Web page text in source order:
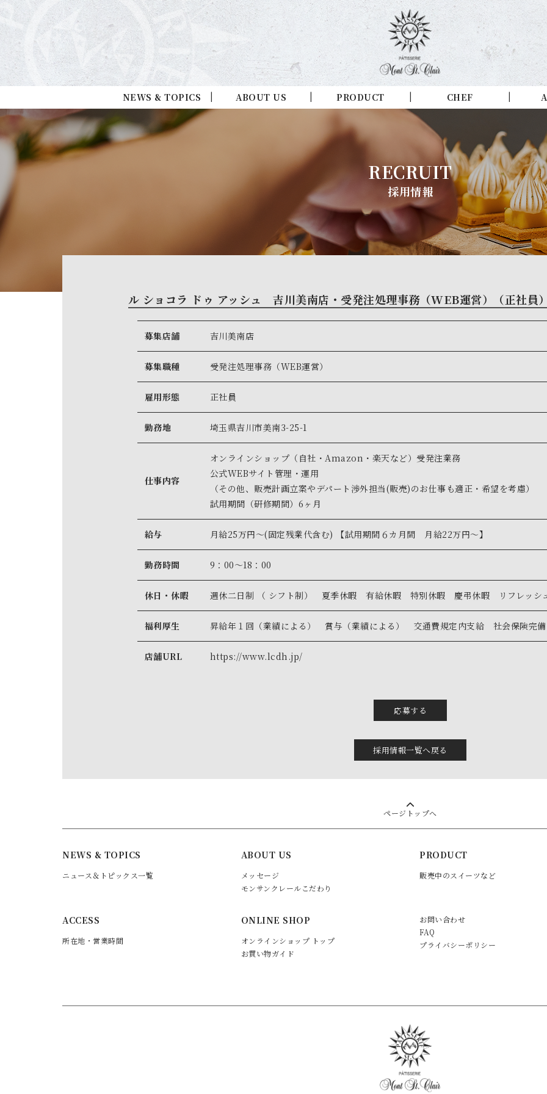
NEWS & TOPICS ABOUT US PRODUCT CHEF
RECRUIT
採用情報
ル ショコラ ドゥ アッシュ 吉川美南店・受発注処理事務（WEB運営）（正社員
募集店舗 吉川美南店
募集職種 受発注処理事務（WEB運営）
雇用形態 正社員
勤務地 埼玉県吉川市美南3-25-1
仕事内容
オンラインショップ（自社・Amazon・楽天など）受発注業務
公式WEBサイト管理・運用
（その他、販売計画立案やデパート渉外担当(販売)のお仕事も適正・希望を考慮）
試用期間（研修期間）6ヶ月
給与 月給25万円～(固定残業代含む) 【試用期間６カ月間 月給22万円～】
勤務時間 9：00～18：00
休日・休暇 週休二日制 （ シフト制） 夏季休暇 有給休暇 特別休暇 慶弔休暇 リフレッシ
福利厚生 昇給年１回（業績による） 賞与（業績による） 交通費規定内支給 社会保険
店舗URL https://www.lcdh.jp/
応募する
採用情報一覧へ戻る
ページトップへ
NEWS & TOPICS
ニュース＆トピックス一覧
ABOUT US
メッセージ
モンサンクレールこだわり
PRODUCT
販売中のスイーツなど
ACCESS
所在地・営業時間
ONLINE SHOP
オンラインショップ トップ
お買い物ガイド
お問い合わせ
FAQ
プライバシーポリシー